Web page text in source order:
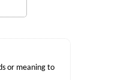
or meaning to